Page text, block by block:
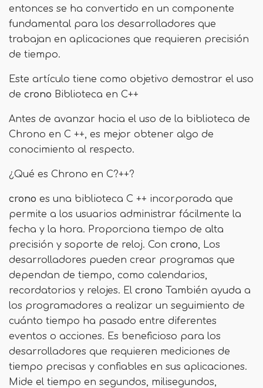
entonces se ha convertido en un componente
fundamental para los desarrolladores que
trabajan en aplicaciones que requieren precisión
de tiempo.
Este artículo tiene como objetivo demostrar el uso
de crono Biblioteca en C++
Antes de avanzar hacia el uso de la biblioteca de
Chrono en C ++, es mejor obtener algo de
conocimiento al respecto.
¿Qué es Chrono en C?++?
crono es una biblioteca C ++ incorporada que
permite a los usuarios administrar fácilmente la
fecha y la hora. Proporciona tiempo de alta
precisión y soporte de reloj. Con crono, Los
desarrolladores pueden crear programas que
dependan de tiempo, como calendarios,
recordatorios y relojes. El crono También ayuda a
los programadores a realizar un seguimiento de
cuánto tiempo ha pasado entre diferentes
eventos o acciones. Es beneficioso para los
desarrolladores que requieren mediciones de
tiempo precisas y confiables en sus aplicaciones.
Mide el tiempo en segundos, milisegundos,